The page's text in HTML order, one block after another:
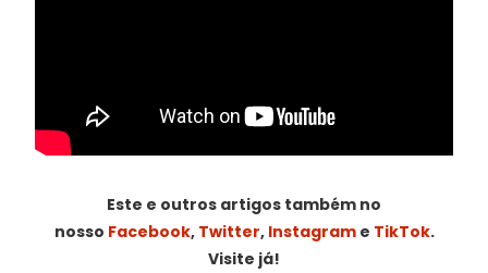
Este e outros artigos também no
nosso Facebook, Twitter, Instagrame TikTok.
Visite já!